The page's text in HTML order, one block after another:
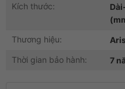
Kích thước:
Thương hiệu:
Thời gian bảo hành:
7